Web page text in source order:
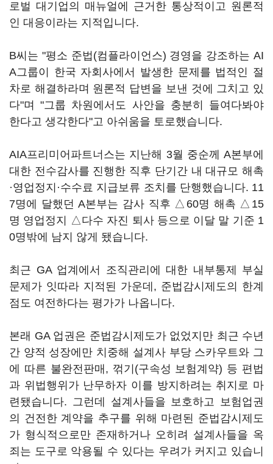
로벌 대기업의 매뉴얼에 근거한 통상적이고 원론적
인 대응이라는 지적입니다.
B씨는 "평소 준법(컴플라이언스) 경영을 강조하는 AI
A그룹이 한국 자회사에서 발생한 문제를 법적인 절
차로 해결하라며 원론적 답변을 보낸 것에 그치고 있
다"며 "그룹 차원에서도 사안을 충분히 들여다봐야
한다고 생각한다"고 아쉬움을 토로했습니다.
AIA프리미어파트너스는 지난해 3월 중순께 A본부에
대한 전수감사를 진행한 직후 단기간 내 대규모 해촉
·영업정지·수수료 지급보류 조치를 단행했습니다. 11
7명에 달했던 A본부는 감사 직후 △60명 해촉 △15
명 영업정지 △다수 자진 퇴사 등으로 이달 말 기준 1
0명밖에 남지 않게 됐습니다.
최근 GA 업계에서 조직관리에 대한 내부통제 부실
문제가 잇따라 지적된 가운데, 준법감시제도의 한계
점도 여전하다는 평가가 나옵니다.
본래 GA 업권은 준법감시제도가 없었지만 최근 수년
간 양적 성장에만 치중해 설계사 부당 스카우트와 그
에 따른 불완전판매, 꺾기(구속성 보험계약) 등 편법
과 위법행위가 난무하자 이를 방지하려는 취지로 마
련됐습니다. 그런데 설계사들을 보호하고 보험업권
의 건전한 계약을 추구를 위해 마련된 준법감시제도
가 형식적으로만 존재하거나 오히려 설계사들을 옥
죄는 도구로 악용될 수 있다는 우려가 커지고 있습니